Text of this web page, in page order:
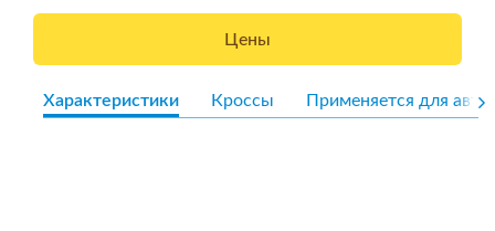
Цены
Характеристики Кроссы Применяется для авто